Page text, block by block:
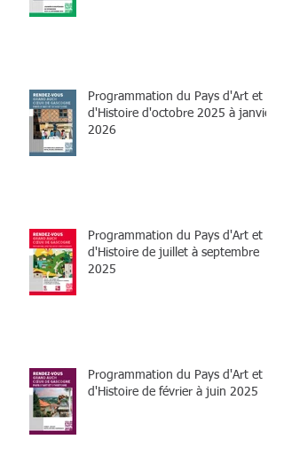
Programmation du Pays d'Art et
d'Histoire d'octobre 2025 à janvier
2026
Programmation du Pays d'Art et
d'Histoire de juillet à septembre
2025
Programmation du Pays d'Art et
d'Histoire de février à juin 2025